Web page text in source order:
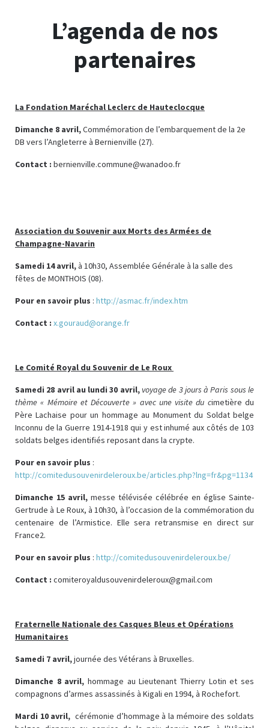
L’agenda de nos
partenaires
La Fondation Maréchal Leclerc de Hauteclocque
Dimanche 8 avril,Commémoration de l’embarquement de la 2e
DB vers l’Angleterre à Bernienville (27).
Contact : bernienville.commune@wanadoo.fr
Association du Souvenir aux Morts des Armées de
Champagne-Navarin
Samedi 14 avril,à 10h30, Assemblée Générale à la salle des
fêtes de MONTHOIS (08).
Pour en savoir plus : http://asmac.fr/index.htm
Contact : x.gouraud@orange.fr
Le Comité Royal du Souvenir de Le Roux
Samedi 28 avril au lundi 30 avril, voyage de 3 jours à Paris sous le
thème « Mémoire et Découverte » avec une visite du cimetière du
Père Lachaise pour un hommage au Monument du Soldat belge
Inconnu de la Guerre 1914-1918 qui y est inhumé aux côtés de 103
soldats belges identifiés reposant dans la crypte.
Pour en savoir plus :
http://comitedusouvenirdeleroux.be/articles.php?lng=fr&pg=1134
Dimanche 15 avril, messe télévisée célébrée en église Sainte-
Gertrude à Le Roux, à 10h30, à l’occasion de la commémoration du
centenaire de l’Armistice. Elle sera retransmise en direct sur
France2.
Pour en savoir plus : http://comitedusouvenirdeleroux.be/
Contact : comiteroyaldusouvenirdeleroux@gmail.com
Fraternelle Nationale des Casques Bleus et Opérations
Humanitaires
Samedi 7 avril,journée des Vétérans à Bruxelles.
Dimanche 8 avril, hommage au Lieutenant Thierry Lotin et ses
compagnons d’armes assassinés à Kigali en 1994, à Rochefort.
Mardi 10 avril, cérémonie d’hommage à la mémoire des soldats